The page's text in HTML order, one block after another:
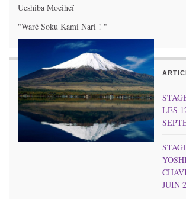
Ueshiba Moeiheï
"Waré Soku Kami Nari ! "
LES
JUIN